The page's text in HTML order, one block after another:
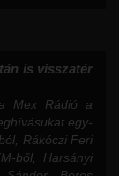
is visszatér
Mex Rádió a
egy-
Rákóczi Feri
ből, Harsányi